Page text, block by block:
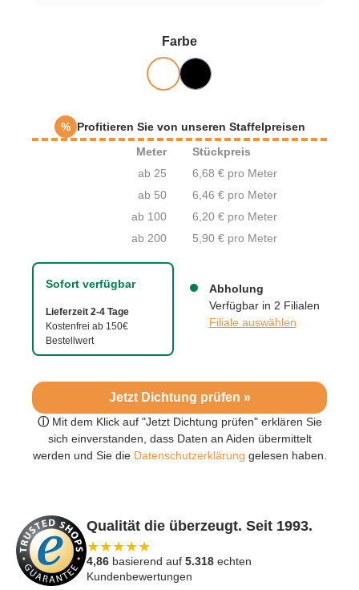
Jetzt Dichtung prüfen »
ⓘ Mit dem Klick auf "Jetzt Dichtung prüfen" erklären Sie
sich einverstanden, dass Daten an Aiden übermittelt
werden und Sie dieDatenschutzerklärung gelesen haben.
Sofort verfügbar
Lieferzeit 2-4 Tage
Kostenfrei ab 150€
Bestellwert
Abholung
Verfügbar in 2 Filialen
Filiale auswählen
Farbeauswählen
% Profitieren Sie von unseren Staffelpreisen
Meter
Stückpreis
ab 25
6,68 € pro Meter
ab 50
6,46 € pro Meter
ab 100
6,20 € pro Meter
ab 200
5,90 € pro Meter
Qualität die überzeugt. Seit 1993.
★★★★★
4,86 basierend auf 5.318 echten
Kundenbewertungen